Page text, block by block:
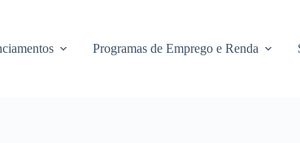
Programas de Emprego e Renda